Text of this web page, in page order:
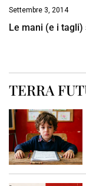
Settembre 3, 2014
Le mani (e i
TERRA